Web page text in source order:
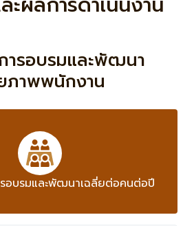
ารอบรมและพัฒนา
ภาพพนักงาน
อบรมและพัฒนาเฉลี่ยต่อคนต่อปี